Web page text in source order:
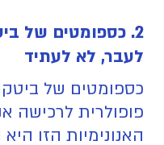
לעבר, לא לעתיד
כספומטים של
האנונימיות הזו